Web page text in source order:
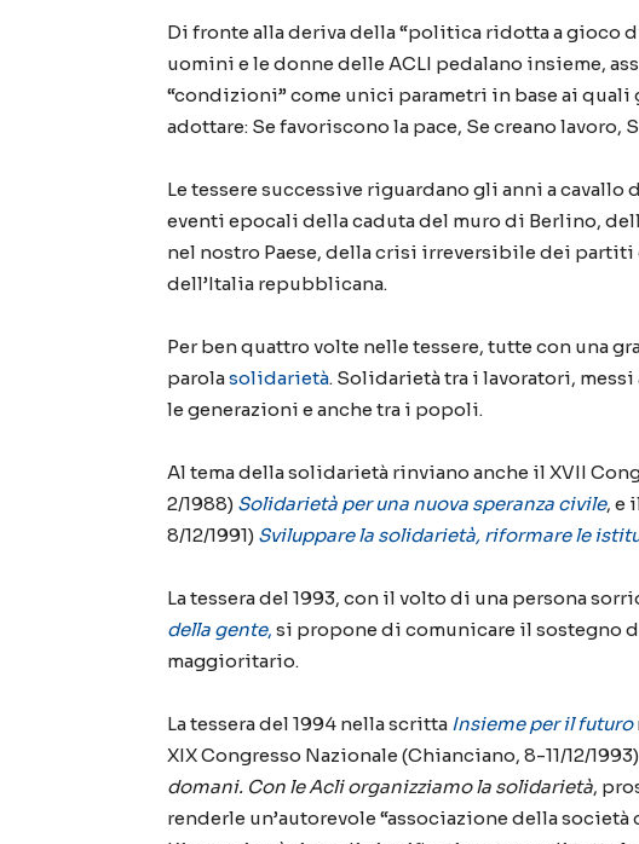
Di fronte alla deriva della “politica ridotta a gioco
uomini e le donne delle ACLI pedalano insieme,
“condizioni” come unici parametri in base ai
adottare: Se favoriscono la pace, Se creano lavoro, S
Le tessere successive riguardano gli anni a cavallo
eventi epocali della caduta del muro di Berlino, del
nel nostro Paese, della crisi irreversibile dei partiti
dell’Italia repubblicana.
Per ben quattro volte nelle tessere, tutte con una
parolasolidarietà. Solidarietà tra i lavoratori,
le generazioni e anche tra i popoli.
Al tema della solidarietà rinviano anche il XVII C
2/1988) Solidarietà per una nuova speranza civile, e i
8/12/1991) Sviluppare la solidarietà, riformare le
La tessera del 1993, con il volto di una persona
della gente, si propone di comunicare il sostegno
maggioritario.
La tessera del 1994 nella scritta Insieme per il futuro
XIXCongresso Nazionale (Chianciano, 8-11/12/1993)
domani. Con le Acli organizziamo la solidarietà,
renderle un’autorevole “associazione della